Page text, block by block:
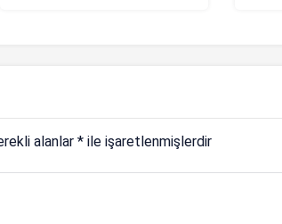
alanlar * ile işaretlenmişlerdir